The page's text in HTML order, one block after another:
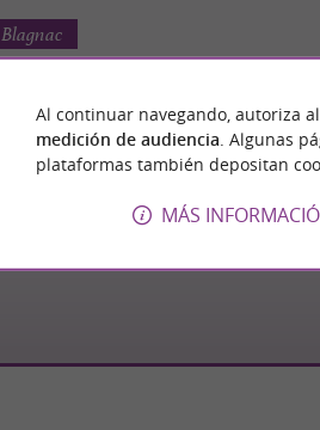
Blagnac
Al continuar navegando, autoriza
medición de audiencia . Algunas
plataformas también depositan
MÁS